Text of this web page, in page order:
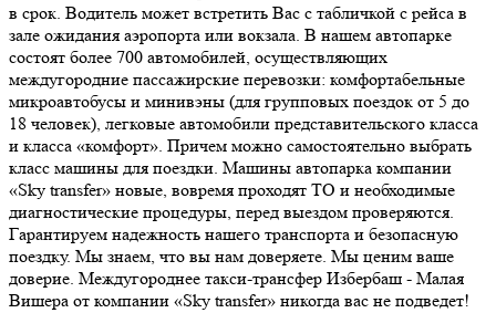
в срок. Водитель может встретить Вас с табличкой с рейса в
зале ожидания аэропорта или вокзала. В нашем автопарке
состоят более 700 автомобилей, осуществляющих
междугородние пассажирские перевозки: комфортабельные
микроавтобусы и минивэны (для групповых поездок от 5 до
18 человек), легковые автомобили представительского класса
и класса «комфорт». Причем можно самостоятельно выбрать
класс машины для поездки. Машины автопарка компании
«Sky transfer» новые, вовремя проходят ТО и необходимые
диагностические процедуры, перед выездом проверяются.
Гарантируем надежность нашего транспорта и безопасную
поездку. Мы знаем, что вы нам доверяете. Мы ценим ваше
доверие. Междугороднее такси-трансфер Избербаш - Малая
Вишера от компании «Sky transfer» никогда вас не подведет!